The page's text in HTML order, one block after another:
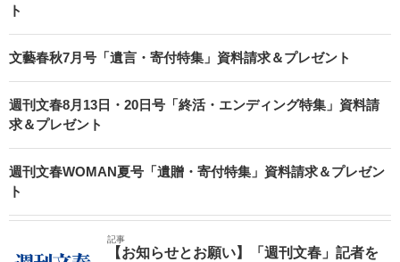
ト
文藝春秋7月号「遺言・寄付特集」資料請求＆プレゼント
週刊文春8月13日・20日号「終活・エンディング特集」資料請
求＆プレゼント
週刊文春WOMAN夏号「遺贈・寄付特集」資料請求＆プレゼン
ト
記事
【お知らせとお願い】「週刊文春」記者を